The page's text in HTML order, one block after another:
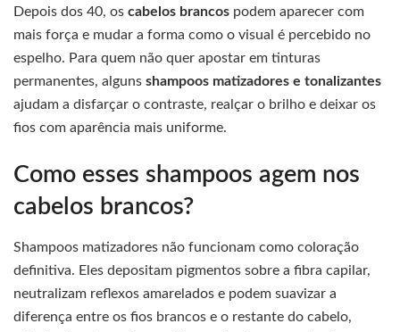
Depois dos 40, os cabelos brancos podem aparecer com
mais força e mudar a forma como o visual é percebido no
espelho. Para quem não quer apostar em tinturas
permanentes, alguns shampoos matizadores e tonalizantes
ajudam a disfarçar o contraste, realçar o brilho e deixar os
fios com aparência mais uniforme.
Como esses shampoos agem nos
cabelos brancos?
Shampoos matizadores não funcionam como coloração
definitiva. Eles depositam pigmentos sobre a fibra capilar,
neutralizam reflexos amarelados e podem suavizar a
diferença entre os fios brancos e o restante do cabelo,